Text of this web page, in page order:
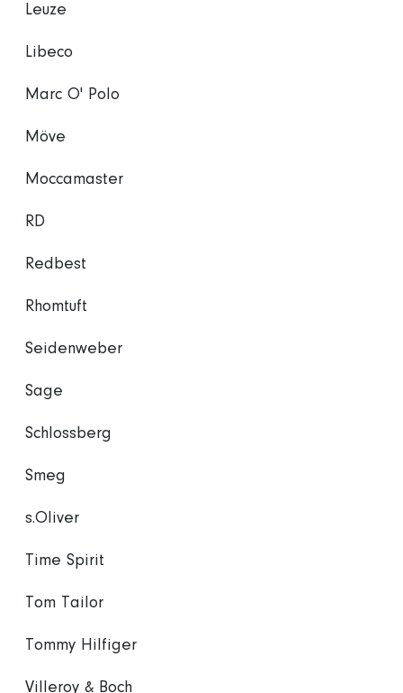
Leuze
Libeco
Marc O' Polo
Möve
Moccamaster
RD
Redbest
Rhomtuft
Seidenweber
Sage
Schlossberg
Smeg
s.Oliver
Time Spirit
Tom Tailor
Tommy Hilfiger
Villeroy & Boch